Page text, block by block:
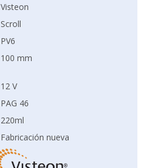
Visteon
Scroll
PV6
100 mm
12 V
PAG 46
220ml
Fabricación nueva